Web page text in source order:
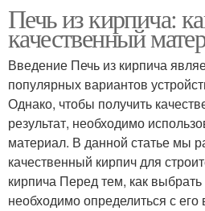
Печь из кирпича:
качественный
Введение Печь из кирпича
популярных вариантов
Однако, чтобы получить
результат, необходимо
материал. В данной статье мы
качественный кирпич для
кирпича Перед тем, как
необходимо определиться с его